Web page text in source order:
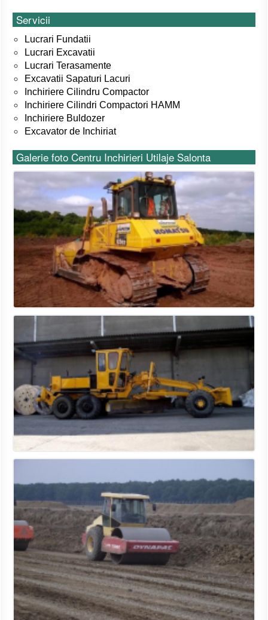
Servicii
Lucrari Fundatii
Lucrari Excavatii
Lucrari Terasamente
Excavatii Sapaturi Lacuri
Inchiriere Cilindru Compactor
Inchiriere Cilindri Compactori HAMM
Inchiriere Buldozer
Excavator de Inchiriat
Galerie foto Centru Inchirieri Utilaje Salonta